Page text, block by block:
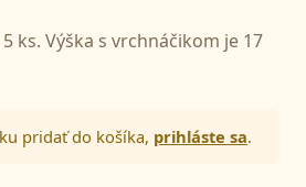
ks. Výška s vrchnáčikom je 17
pridať do košíka, prihláste sa.